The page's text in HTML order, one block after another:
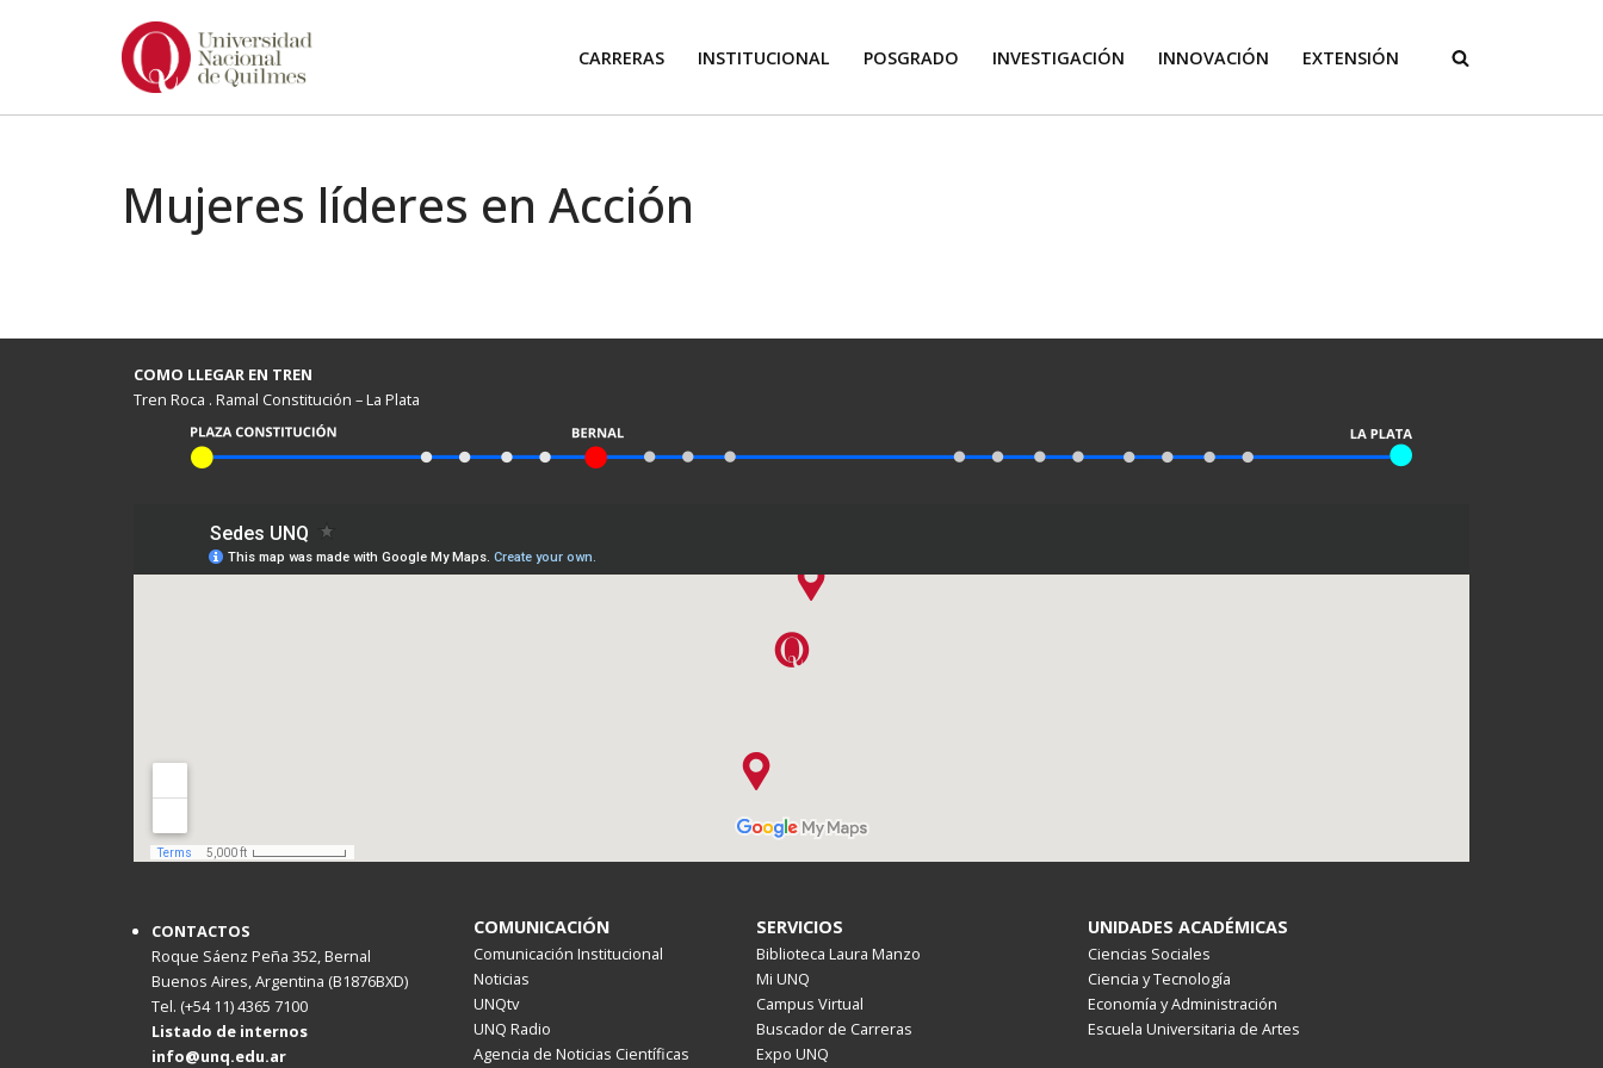
CARRERAS INSTITUCIONAL POSGRADO INVESTIGACIÓN INNOVACIÓN EXTENSIÓN
Mujeres líderes en Acción
COMO LLEGAR EN TREN
Tren Roca . Ramal Constitución – La Plata
CONTACTOS
Roque Sáenz Peña 352, Bernal
Buenos Aires, Argentina (B1876BXD)
Tel. (+54 11) 4365 7100
Listado de internos
info@unq.edu.ar
COMUNICACIÓN
Comunicación Institucional
Noticias
UNQtv
UNQ Radio
Agencia de Noticias Científicas
SERVICIOS
Biblioteca Laura Manzo
Mi UNQ
Campus Virtual
Buscador de Carreras
Expo UNQ
UNIDADES ACADÉMICAS
Ciencias Sociales
Ciencia y Tecnología
Economía y Administración
Escuela Universitaria de Artes